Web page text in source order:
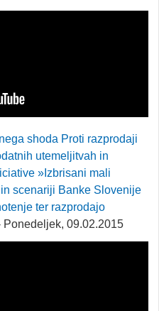
shoda Proti razprodaji
utemeljitvah in
»Izbrisani mali
scenariji Banke Slovenije
ter razprodajo
Ponedeljek, 09.02.2015